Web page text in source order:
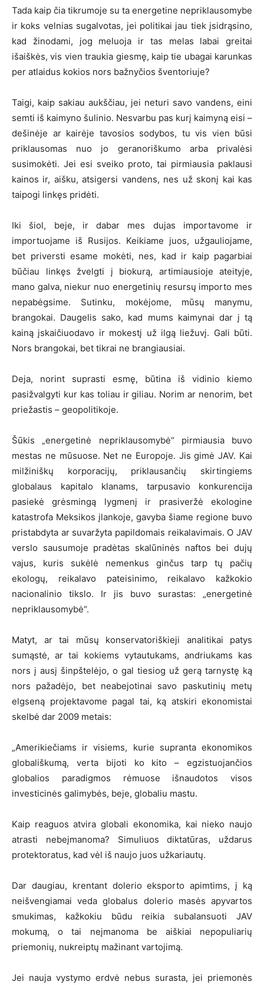
Tada kaip čia tikrumoje su ta energetine nepriklausomybe
ir koks velnias sugalvotas, jei politikai jau tiek įsidrąsino,
kad žinodami, jog meluoja ir tas melas labai greitai
išaiškės, vis vien traukia giesmę, kaip tie ubagai karunkas
per atlaidus kokios nors bažnyčios šventoriuje?
Taigi, kaip sakiau aukščiau, jei neturi savo vandens, eini
semti iš kaimyno šulinio. Nesvarbu pas kurį kaimyną eisi –
dešinėje ar kairėje tavosios sodybos, tu vis vien būsi
priklausomas nuo jo geranoriškumo arba privalėsi
susimokėti. Jei esi sveiko proto, tai pirmiausia paklausi
kainos ir, aišku, atsigersi vandens, nes už skonį kai kas
taipogi linkęs pridėti.
Iki šiol, beje, ir dabar mes dujas importavome ir
importuojame iš Rusijos. Keikiame juos, užgauliojame,
bet priversti esame mokėti, nes, kad ir kaip pagarbiai
būčiau linkęs žvelgti į biokurą, artimiausioje ateityje,
mano galva, niekur nuo energetinių resursų importo mes
nepabėgsime. Sutinku, mokėjome, mūsų manymu,
brangokai. Daugelis sako, kad mums kaimynai dar į tą
kainą įskaičiuodavo ir mokestį už ilgą liežuvį. Gali būti.
Nors brangokai, bet tikrai ne brangiausiai.
Deja, norint suprasti esmę, būtina iš vidinio kiemo
pasižvalgyti kur kas toliau ir giliau. Norim ar nenorim, bet
priežastis – geopolitikoje.
Šūkis „energetinė nepriklausomybė“ pirmiausia buvo
mestas ne mūsuose. Net ne Europoje. Jis gimė JAV. Kai
milžiniškų korporacijų, priklausančių skirtingiems
globalaus kapitalo klanams, tarpusavio konkurencija
pasiekė grėsmingą lygmenį ir prasiveržė ekologine
katastrofa Meksikos įlankoje, gavyba šiame regione buvo
pristabdyta ar suvaržyta papildomais reikalavimais. O JAV
verslo sausumoje pradėtas skalūninės naftos bei dujų
vajus, kuris sukėlė nemenkus ginčus tarp tų pačių
ekologų, reikalavo pateisinimo, reikalavo kažkokio
nacionalinio tikslo. Ir jis buvo surastas: „energetinė
nepriklausomybė“.
Matyt, ar tai mūsų konservatoriškieji analitikai patys
sumąstė, ar tai kokiems vytautukams, andriukams kas
nors į ausį šinpštelėjo, o gal tiesiog už gerą tarnystę ką
nors pažadėjo, bet neabejotinai savo paskutinių metų
elgseną projektavome pagal tai, ką atskiri ekonomistai
skelbė dar 2009 metais:
„Amerikiečiams ir visiems, kurie supranta ekonomikos
globališkumą, verta bijoti ko kito – egzistuojančios
globalios paradigmos rėmuose išnaudotos visos
investicinės galimybės, beje, globaliu mastu.
Kaip reaguos atvira globali ekonomika, kai nieko naujo
atrasti nebeįmanoma? Simuliuos diktatūras, uždarus
protektoratus, kad vėl iš naujo juos užkariautų.
Dar daugiau, krentant dolerio eksporto apimtims, į ką
neišvengiamai veda globalus dolerio masės apyvartos
smukimas, kažkokiu būdu reikia subalansuoti JAV
mokumą, o tai neįmanoma be aiškiai nepopuliarių
priemonių, nukreiptų mažinant vartojimą.
Jei nauja vystymo erdvė nebus surasta, jei priemonės